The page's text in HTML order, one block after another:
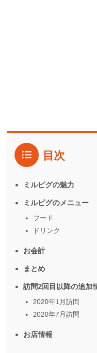
目次
ミルピグの魅力
ミルピグのメニュー
フード
ドリンク
お会計
まとめ
訪問2回目以降の追加
2020年1月訪問
2020年7月訪問
お店情報